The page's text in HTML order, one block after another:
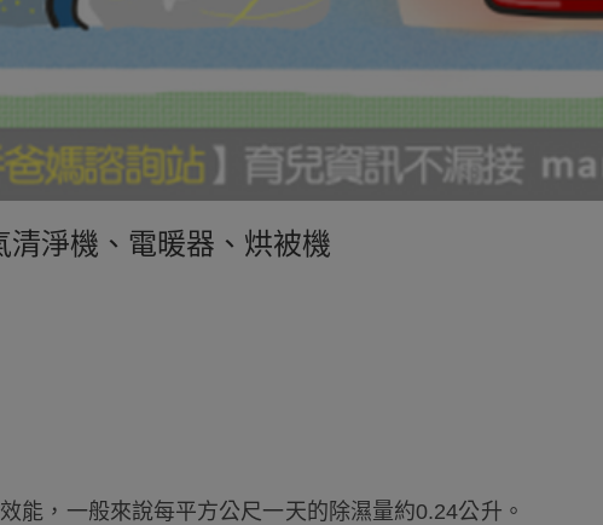
淨機、電暖器、烘被機
能，一般來說每平方公尺一天的除濕量約0.24公升。